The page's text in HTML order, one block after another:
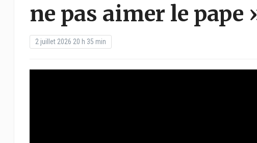
ne pas aimer le pape
2 juillet 2026 20 h 35 min